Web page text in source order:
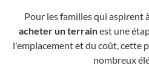
Pour les familles qui aspirent
acheter un terrainest une
l'emplacement et du coût, cette
nombreux